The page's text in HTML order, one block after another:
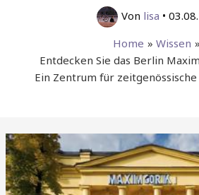
Von lisa •
Home
Wissen
Entdecken Sie das Berlin
Ein Zentrum für